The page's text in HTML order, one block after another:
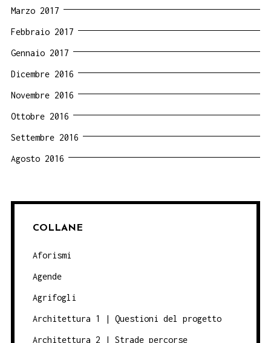
Marzo 2017
Febbraio 2017
Gennaio 2017
Dicembre 2016
Novembre 2016
Ottobre 2016
Settembre 2016
Agosto 2016
COLLANE
Aforismi
Agende
Agrifogli
Architettura 1 | Questioni del progetto
Architettura 2 | Strade percorse